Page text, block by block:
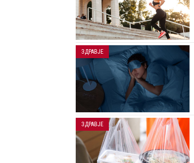
ЗДРАВЈЕ
ЗДРАВЈЕ